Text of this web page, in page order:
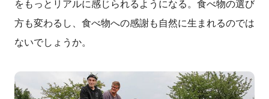
をもっとリアルに感じられるようになる。食べ物の選び
方も変わるし、食べ物への感謝も自然に生まれるのでは
ないでしょうか。